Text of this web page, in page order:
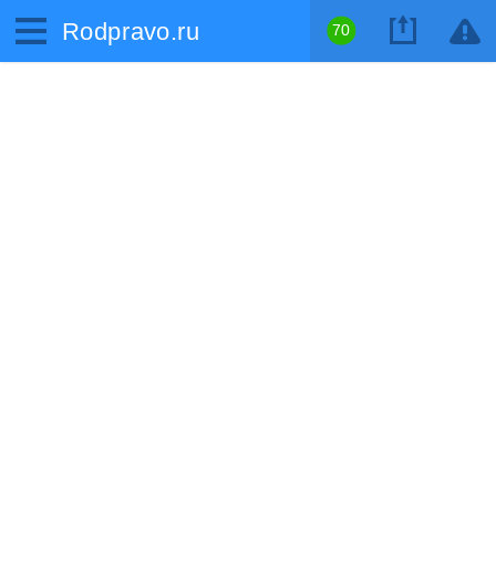
Rodpravo.ru 70